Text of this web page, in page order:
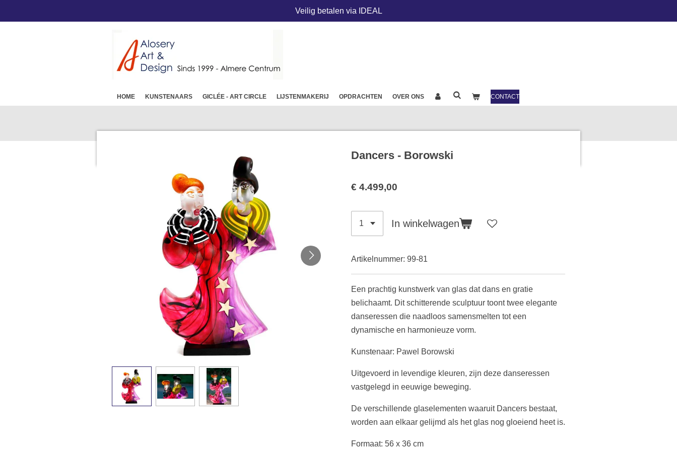
Veilig betalen via IDEAL
HOME KUNSTENAARS GICLÉE - ART CIRCLE LIJSTENMAKERIJ OPDRACHTEN OVER ONS CONTACT
Dancers - Borowski
€ 4.499,00
In winkelwagen
Artikelnummer: 99-81
Een prachtig kunstwerk van glas dat dans en gratie
belichaamt. Dit schitterende sculptuur toont twee elegante
danseressen die naadloos samensmelten tot een
dynamische en harmonieuze vorm.
Kunstenaar: Pawel Borowski
Uitgevoerd in levendige kleuren, zijn deze danseressen
vastgelegd in eeuwige beweging.
De verschillende glaselementen waaruit Dancers bestaat,
worden aan elkaar gelijmd als het glas nog gloeiend heet is.
Formaat: 56 x 36 cm